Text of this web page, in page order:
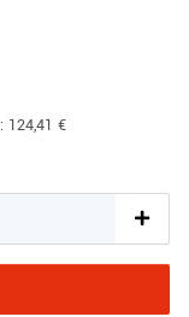
: 124,41 €